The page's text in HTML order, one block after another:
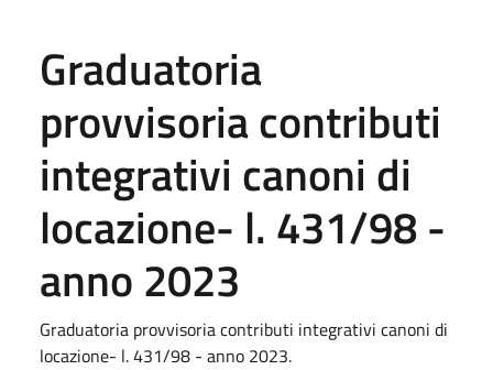
Graduatoria
provvisoria contributi
integrativi canoni di
locazione- l. 431/98 -
anno 2023
Graduatoria provvisoria contributi integrativi canoni di
locazione- l. 431/98 - anno 2023.